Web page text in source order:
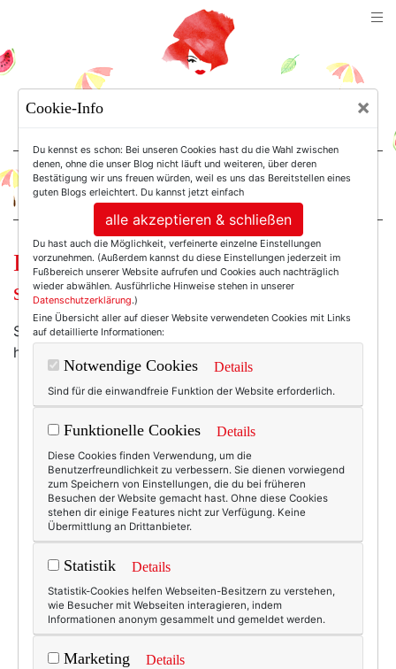
For Women. Not Girls.
Deine Tante Bobby hatte sicher auch
so eine!
Sonntagnachmittags, weißt du noch? Tante Bobby
hatte immer genau diese Tasche dabei!
Cookie-Info ×
Du kennst es schon: Bei unseren Cookies hast du die Wahl zwischen
denen, ohne die unser Blog nicht läuft und weiteren, über deren
Bestätigung wir uns freuen würden, weil es uns das Bereitstellen eines
guten Blogs erleichtert. Du kannst jetzt einfach
alle akzeptieren & schließen
Du hast auch die Möglichkeit, verfeinerte einzelne Einstellungen
vorzunehmen. (Außerdem kannst du diese Einstellungen jederzeit im
Fußbereich unserer Website aufrufen und Cookies auch nachträglich
wieder abwählen. Ausführliche Hinweise stehen in unserer
Datenschutzerklärung.)
Eine Übersicht aller auf dieser Website verwendeten Cookies mit Links
auf detaillierte Informationen:
Notwendige Cookies Details
Sind für die einwandfreie Funktion der Website erforderlich.
Funktionelle Cookies Details
Diese Cookies finden Verwendung, um die
Benutzerfreundlichkeit zu verbessern. Sie dienen vorwiegend
zum Speichern von Einstellungen, die du bei früheren
Besuchen der Website gemacht hast. Ohne diese Cookies
stehen dir einige Features nicht zur Verfügung. Keine
Übermittlung an Drittanbieter.
Statistik Details
Statistik-Cookies helfen Webseiten-Besitzern zu verstehen,
wie Besucher mit Webseiten interagieren, indem
Informationen anonym gesammelt und gemeldet werden.
Marketing Details